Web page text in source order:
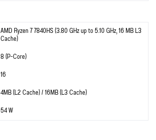
AMD Ryzen 7 7840HS (3.80 GHz up to 5.10 GHz, 16 MB L3
Cache)
8 (P-Core)
16
4MB (L2 Cache) / 16MB (L3 Cache)
54 W